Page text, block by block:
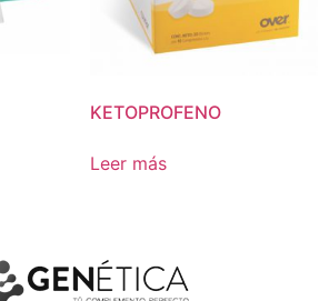
KETOPROFENO
Leer más